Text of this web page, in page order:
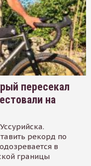
пересекал
на
рекорд по
в
границы